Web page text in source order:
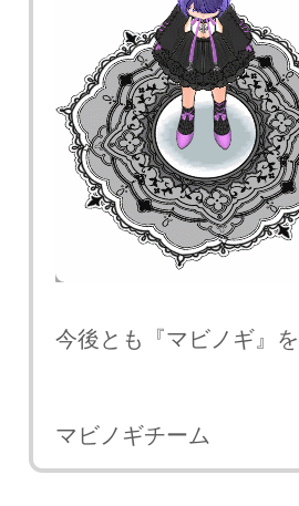
今後とも『マビノギ』
マビノギチーム